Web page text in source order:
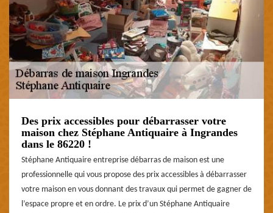
Des prix accessibles pour débarrasser votre
maison chez Stéphane Antiquaire à Ingrandes
dans le 86220 !
Stéphane Antiquaire entreprise débarras de maison est une
professionnelle qui vous propose des prix accessibles à débarrasser
votre maison en vous donnant des travaux qui permet de gagner de
l’espace propre et en ordre. Le prix d’un Stéphane Antiquaire